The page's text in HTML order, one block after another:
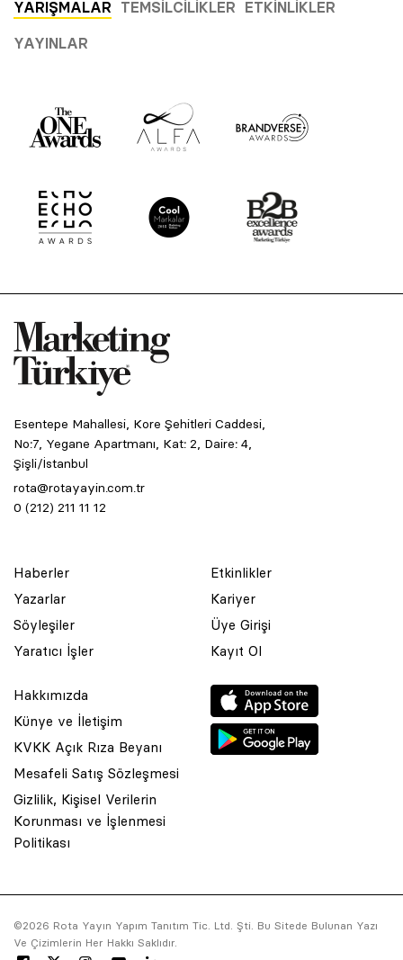
YARIŞMALAR TEMSILCILIKLER ETKINLIKLER
YAYINLAR
Esentepe Mahallesi, Kore Şehitleri Caddesi,
No:7, Yegane Apartmanı, Kat: 2, Daire: 4,
Şişli/İstanbul
rota@rotayayin.com.tr
0 (212) 211 11 12
Haberler
Yazarlar
Söyleşiler
Yaratıcı İşler
Etkinlikler
Kariyer
Üye Girişi
Kayıt Ol
Hakkımızda
Künye ve İletişim
KVKK Açık Rıza Beyanı
Mesafeli Satış Sözleşmesi
Gizlilik, Kişisel Verilerin
Korunması ve İşlenmesi
Politikası
©2026 Rota Yayın Yapım Tanıtım Tic. Ltd. Şti. Bu Sitede Bulunan Yazı
Ve Çizimlerin Her Hakkı Saklıdır.
© 2001 Rota Yayın Yapım Tanıtım Tic. Ltd. Şti. Bu Sitede Bulunan
Asquared WordPress Agencytarafından tasarlanmış ve